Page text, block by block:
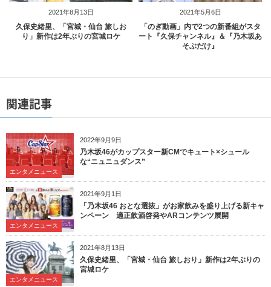
2021年8月13日
久保史緒里、「宮城・仙台 旅しお
り」新作は2年ぶりの宮城ロケ
2021年5月6日
「のぎ動画」内で2つの新番組がスタ
ート『久保チャンネル』＆『乃木坂あ
そぶだけ』
関連記事
2022年9月9日
エンタメニュース
乃木坂46がカップスター新CMでキュート×シュール
な“ニュニュダンス”
2021年9月1日
エンタメニュース
「乃木坂46 おとな選抜」がお家飲みを盛り上げる新キャ
ンペーン 適正飲酒啓発やARコンテンツ展開
2021年8月13日
エンタメニュース
久保史緒里、「宮城・仙台 旅しおり」新作は2年ぶりの
宮城ロケ